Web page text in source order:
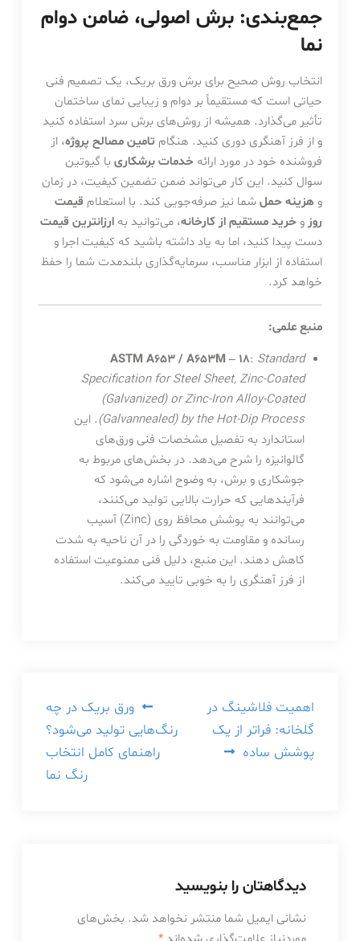
جمع‌بندی: برش اصولی، ضامن دوام
نما
انتخاب روش صحیح برای برش ورق بریک، یک تصمیم فنی
حیاتی است که مستقیماً بر دوام و زیبایی نمای ساختمان
تأثیر می‌گذارد. همیشه از روش‌های برش سرد استفاده کنید
و از فرز آهنگری دوری کنید. هنگام تامین مصالح پروژه، از
فروشنده خود در مورد ارائه خدمات برشکاریبا گیوتین
سوال کنید. این کار می‌تواند ضمن تضمین کیفیت، در زمان
و هزینه حملشما نیز صرفه‌جویی کند. با استعلام قیمت
روزو خرید مستقیم از کارخانه، می‌توانید به ارزانترین قیمت
دست پیدا کنید، اما به یاد داشته باشید که کیفیت اجرا و
استفاده از ابزار مناسب، سرمایه‌گذاری بلندمدت شما را حفظ
خواهد کرد.
منبع علمی:
ASTM A653 / A653M – 18: Standard
Specification for Steel Sheet, Zinc-Coated
(Galvanized) or Zinc-Iron Alloy-Coated
(Galvannealed) by the Hot-Dip Process. این
استاندارد به تفصیل مشخصات فنی ورق‌های
گالوانیزه را شرح می‌دهد. در بخش‌های مربوط به
جوشکاری و برش، به وضوح اشاره می‌شود که
فرآیندهایی که حرارت بالایی تولید می‌کنند،
می‌توانند به پوشش محافظ روی (Zinc) آسیب
رسانده و مقاومت به خوردگی را در آن ناحیه به شدت
کاهش دهند. این منبع، دلیل فنی ممنوعیت استفاده
از فرز آهنگری را به خوبی تایید می‌کند.
راهبری
نوشته
ورق بریک در چه
رنگ‌هایی تولید می‌شود؟
راهنمای کامل انتخاب
رنگ نما
اهمیت فلاشینگ در
گلخانه: فراتر از یک
پوشش ساده
دیدگاهتان را بنویسید
نشانی ایمیل شما منتشر نخواهد شد. بخش‌های